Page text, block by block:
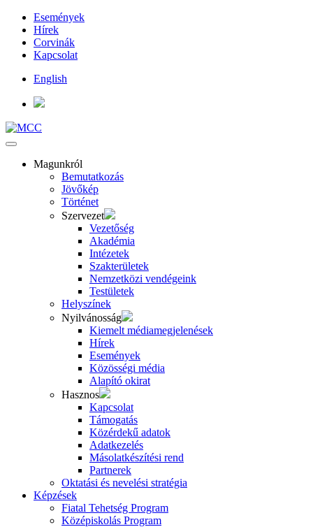
Események
Hírek
Corvinák
Kapcsolat
English
Magunkról
Bemutatkozás
Jövőkép
Történet
Szervezet
Vezetőség
Akadémia
Intézetek
Szakterületek
Nemzetközi vendégeink
Testületek
Helyszínek
Nyilvánosság
Kiemelt médiamegjelenések
Hírek
Események
Közösségi média
Alapító okirat
Hasznos
Kapcsolat
Támogatás
Közérdekű adatok
Adatkezelés
Másolatkészítési rend
Partnerek
Oktatási és nevelési stratégia
Képzések
Fiatal Tehetség Program
Középiskolás Program